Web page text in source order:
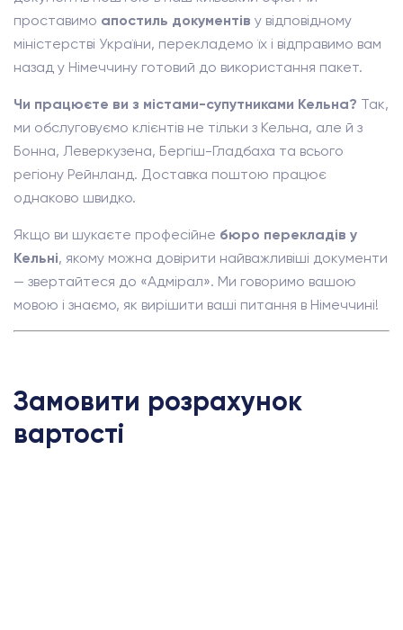
проставимо апостиль документів у відповідному
міністерстві України, перекладемо їх і відправимо вам
назад у Німеччину готовий до використання пакет.
Чи працюєте ви з містами-супутниками Кельна? Так,
ми обслуговуємо клієнтів не тільки з Кельна, але й з
Бонна, Леверкузена, Бергіш-Гладбаха та всього
регіону Рейнланд. Доставка поштою працює
однаково швидко.
Якщо ви шукаєте професійне бюро перекладів у
Кельні, якому можна довірити найважливіші документи
— звертайтеся до «Адмірал». Ми говоримо вашою
мовою і знаємо, як вирішити ваші питання в Німеччині!
Замовити розрахунок
вартості